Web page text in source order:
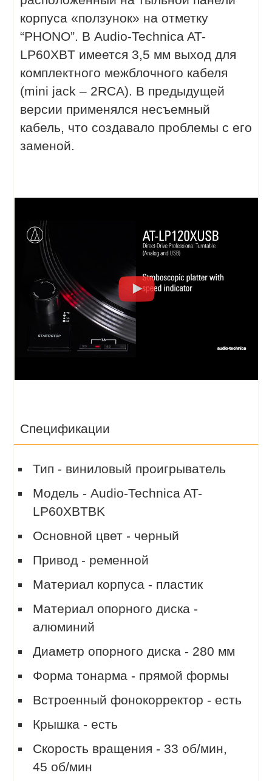
корпуса «ползунок» на отметку
“PHONO”. В Audio-Technica AT-
LP60XBT имеется 3,5 мм выход для
комплектного межблочного кабеля
(mini jack – 2RCA). В предыдущей
версии применялся несъемный
кабель, что создавало проблемы с его
заменой.
Спецификации
Тип - виниловый проигрыватель
Модель - Audio-Technica AT-
LP60XBTBK
Основной цвет - черный
Привод - ременной
Материал корпуса - пластик
Материал опорного диска -
алюминий
Диаметр опорного диска - 280 мм
Форма тонарма - прямой формы
Встроенный фонокорректор - есть
Крышка - есть
Скорость вращения - 33 об/мин,
45 об/мин